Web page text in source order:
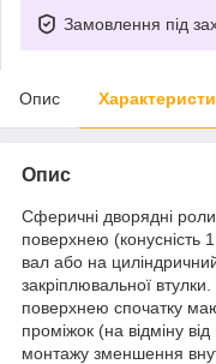
Замовлення під
Опис
Опис
Сферичні дворядні
поверхнею (конусність
вал або на
закріплювальної
поверхнею спочатку
проміжок (на відміну
монтажу зменшення